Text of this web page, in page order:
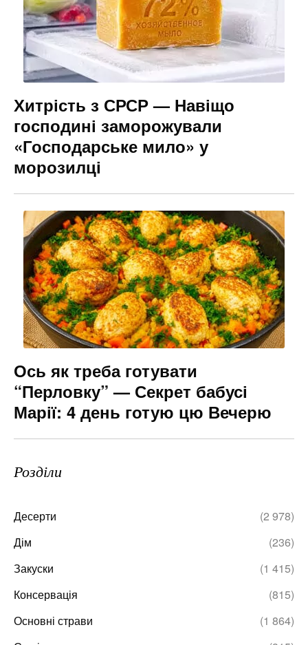
Хитрість з СРСР — Навіщо
господині заморожували
«Господарське мило» у
морозилці
Ось як треба готувати
“Перловку” — Секрет бабусі
Марії: 4 день готую цю Вечерю
Розділи
Десерти
(2 978)
Дім
(236)
Закуски
(1 415)
Консервація
(815)
Основні страви
(1 864)